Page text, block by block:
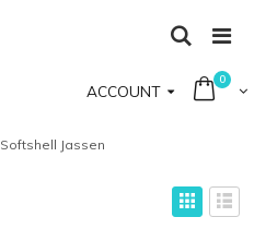
ACCOUNT
0
Softshell Jassen